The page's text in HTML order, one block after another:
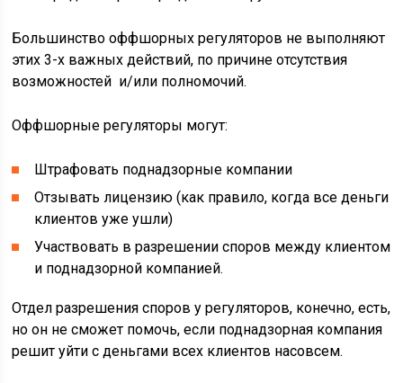
Большинство оффшорных регуляторов не выполняют
этих 3-х важных действий, по причине отсутствия
возможностей и/или полномочий.
Оффшорные регуляторы могут:
Штрафовать поднадзорные компании
Отзывать лицензию (как правило, когда все деньги
клиентов уже ушли)
Участвовать в разрешении споров между клиентом
и поднадзорной компанией.
Отдел разрешения споров у регуляторов, конечно, есть,
но он не сможет помочь, если поднадзорная компания
решит уйти с деньгами всех клиентов насовсем.